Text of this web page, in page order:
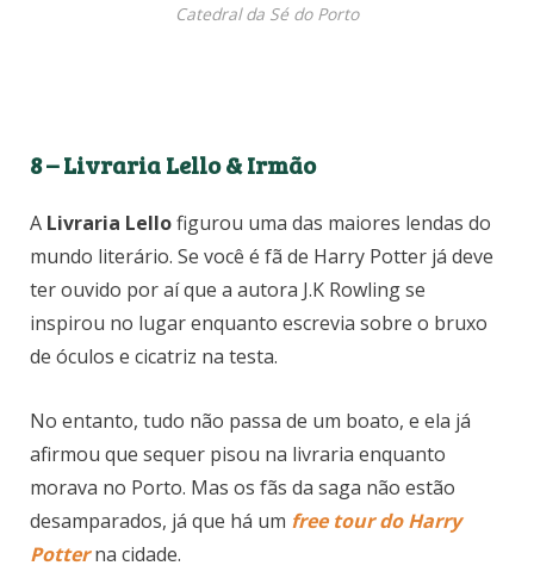
Catedral da Sé do Porto
8 – Livraria Lello & Irmão
A Livraria Lellofigurou uma das maiores lendas do
mundo literário. Se você é fã de Harry Potter já deve
ter ouvido por aí que a autora J.K Rowling se
inspirou no lugar enquanto escrevia sobre o bruxo
de óculos e cicatriz na testa.
No entanto, tudo não passa de um boato, e ela já
afirmou que sequer pisou na livraria enquanto
morava no Porto. Mas os fãs da saga não estão
desamparados, já que há um free tour do Harry
Potterna cidade.